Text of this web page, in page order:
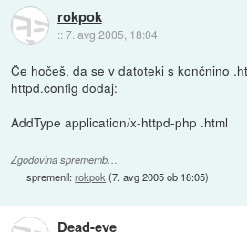
rokpok
::7. avg 2005, 18:04
Če hočeš, da se v datoteki s končnino
httpd.config dodaj:
AddType application/x-httpd-php .html
Zgodovina sprememb…
spremenil:rokpok(7. avg 2005 ob 18:05)
Dead-eye